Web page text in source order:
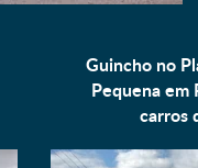
Guincho no
Pequena em
carros